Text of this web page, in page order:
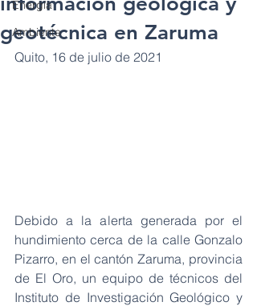
Energía
Ambiente
geotécnica en Zaruma
Quito, 16 de julio de 2021
Debido a la alerta generada por el
hundimiento cerca de la calle Gonzalo
Pizarro, en el cantón Zaruma, provincia
de El Oro, un equipo de técnicos del
Instituto de Investigación Geológico y